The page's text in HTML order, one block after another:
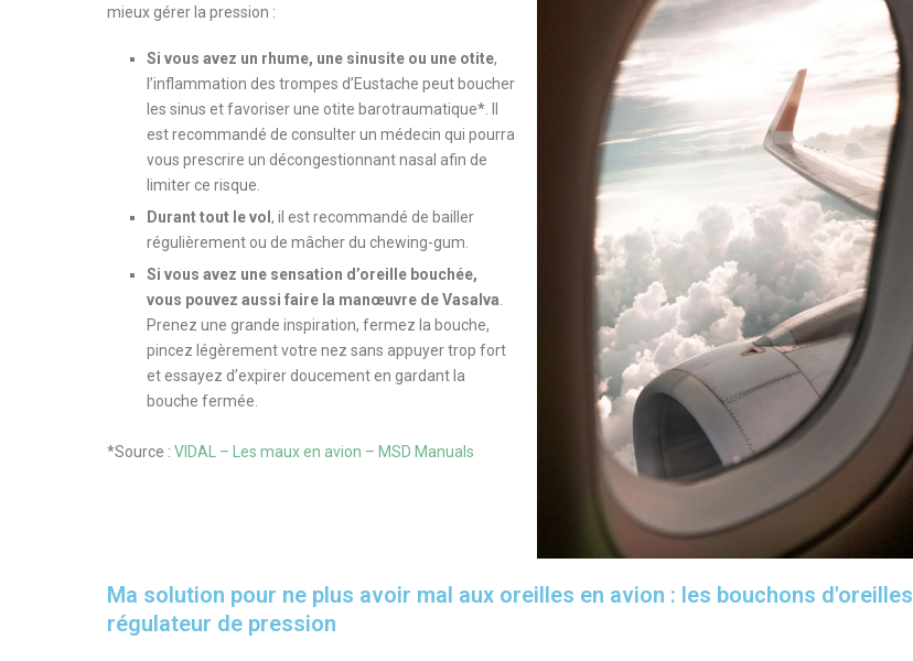
mieux gérer la pression :
Si vous avez un rhume, une sinusite ou une otite,
l’inflammation des trompes d’Eustache peut boucher
les sinus et favoriser une otite barotraumatique*. Il
est recommandé de consulter un médecin qui pourra
vous prescrire un décongestionnant nasal afin de
limiter ce risque.
Durant tout le vol , il est recommandé de bailler
régulièrement ou de mâcher du chewing-gum.
Si vous avez une sensation d’oreille bouchée,
vous pouvez aussi faire la manœuvre de Vasalva.
Prenez une grande inspiration, fermez la bouche,
pincez légèrement votre nez sans appuyer trop fort
et essayez d’expirer doucement en gardant la
bouche fermée.
*Source : VIDAL – Les maux en avion – MSD Manuals
Ma solution pour ne plus avoir mal aux oreilles en avion : les bouchons d'oreilles
régulateur de pression